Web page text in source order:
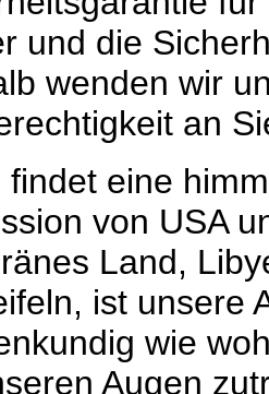
und die
wenden wir
an
findet eine
von USA
Land,
ist unsere
wie
Augen